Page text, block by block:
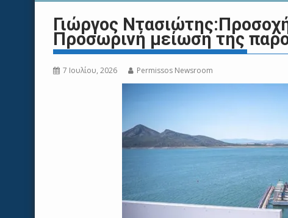
Γιώργος
Προσωρινή μείωση της
7 Ιουλίου, 2026 Permissos Newsroom